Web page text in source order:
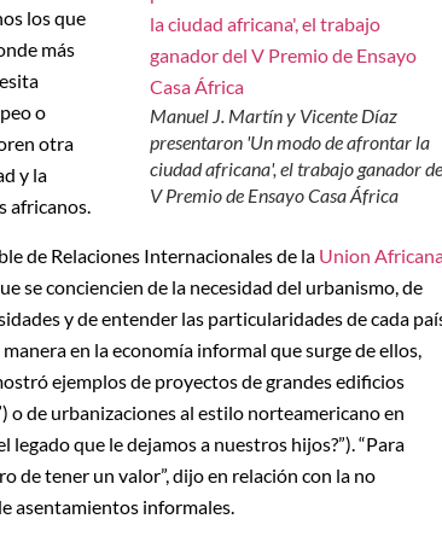
Manuel J. Martín y Vicente Díaz
presentaron 'Un modo de afrontar la
ciudad africana', el trabajo ganador
V Premio de Ensayo Casa África
los que
más
o
otra
y la
africanos.
de Relaciones Internacionales de la Union
se conciencien de la necesidad del urbanismo, de
y de entender las particularidades de cada
manera en la economía informal que surge de ellos,
ejemplos de proyectos de grandes edificios
o de urbanizaciones al estilo norteamericano en
legado que le dejamos a nuestros hijos?”). “Para
de tener un valor”, dijo en relación con la no
asentamientos informales.